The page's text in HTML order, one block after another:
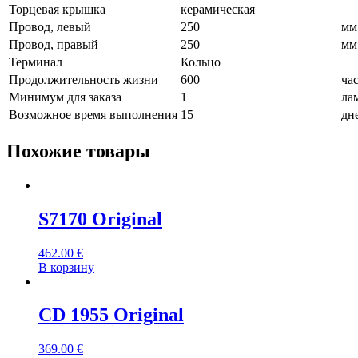
Торцевая крышка
керамическая
Провод, левый
250
мм
Провод, правый
250
мм
Терминал
Кольцо
Продолжительность жизни
600
час
Минимум для заказа
1
Возможное время выполнения 15
Похожие товары
S7170 Original
462.00 €
В корзину
CD 1955 Original
369.00 €